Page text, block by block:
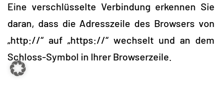
Eine verschlüsselte Verbindung erkennen Sie
daran, dass die Adresszeile des Browsers von
„http://“ auf „https://“ wechselt und an dem
Schloss-Symbol in Ihrer Browserzeile.